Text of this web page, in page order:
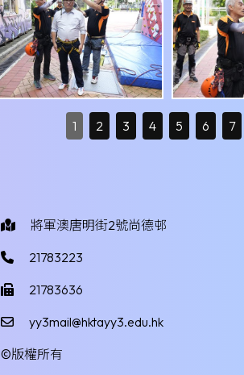
1 2 3 4 5 6 7
將軍澳唐明街2號尚德邨
21783223
21783636
yy3mail@hktayy3.edu.hk
©版權所有